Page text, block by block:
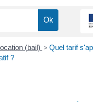
(bail) > Quel tarif
?